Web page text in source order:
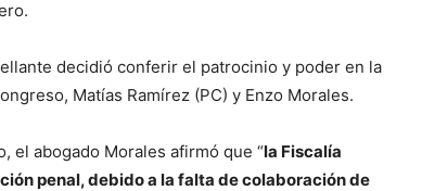
decidió conferir el patrocinio y poder en la
Matías Ramírez (PC) y Enzo Morales.
el abogado Morales afirmó que “la Fiscalía
penal, debido a la falta de colaboración de